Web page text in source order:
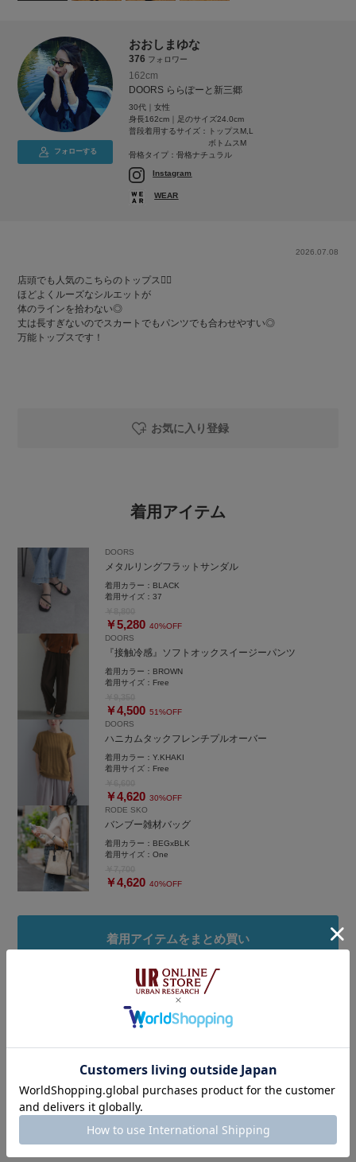
フォローする
おおしまゆな
376 フォロワー
162cm
DOORS ららぽーと新三郷
30代｜女性
身長162cm｜足のサイズ24.0cm
普段着用するサイズ：
トップスM,L
ボトムスM
骨格タイプ：骨格ナチュラル
Instagram
WEAR
2026.07.08
店頭でも人気のこちらのトップス💁‍♀️
ほどよくルーズなシルエットが
体のラインを拾わない◎
丈は長すぎないのでスカートでもパンツでも合わせやすい◎
万能トップスです！
お気に入り登録
着用アイテム
DOORS
メタルリングフラットサンダル
着用カラー： BLACK
着用サイズ：37
￥5,280 40%OFF
DOORS
『接触冷感』ソフトオックスイージーパンツ
着用カラー： BROWN
着用サイズ： Free
￥4,500 51%OFF
DOORS
ハニカムタックフレンチプルオーバー
着用カラー：Y.KHAKI
着用サイズ： Free
￥4,620 30%OFF
RODE SKO
バンブー雑材バッグ
着用カラー： BEGxBLK
着用サイズ：One
￥4,620 40%OFF
着用アイテムをまとめ買い
タグ
#私が選ぶセールアイテム26SS